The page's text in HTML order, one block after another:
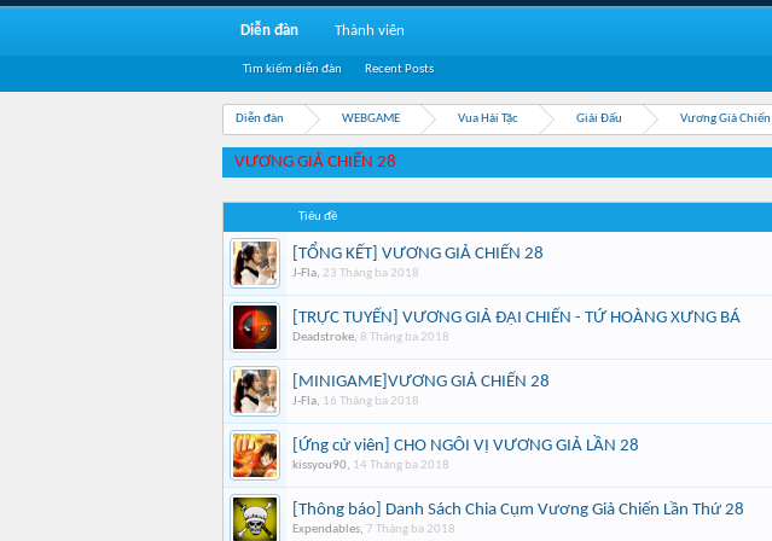
Diễn đàn WEBGAME Vua Hải Tặc Giải Đấu Vương Giả Chiến
VƯƠNG GIẢ CHIẾN 28
Tiêu đề
[TỔNG KẾT] VƯƠNG GIẢ CHIẾN 28
J-Fla, 23 Tháng ba 2018
[TRỰC TUYẾN] VƯƠNG GIẢ ĐẠI CHIẾN - TỨ HOÀNG XƯNG BÁ
Deadstroke, 8 Tháng ba 2018
[MINIGAME]VƯƠNG GIẢ CHIẾN 28
J-Fla, 16 Tháng ba 2018
[Ứng cử viên] CHO NGÔI VỊ VƯƠNG GIẢ LẦN 28
kissyou90, 14 Tháng ba 2018
[Thông báo] Danh Sách Chia Cụm Vương Giả Chiến Lần Thứ 28
Expendables, 7 Tháng ba 2018
Diễn đàn
Tìm kiếm diễn đàn Recent Posts
Thành viên